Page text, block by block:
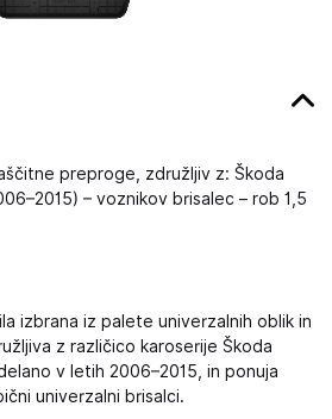
preproge, združljiv z: Škoda
– voznikov brisalec – rob 1,5
izbrana iz palete univerzalnih oblik in
z različico karoserije Škoda
v letih 2006–2015, in ponuja
univerzalni brisalci.